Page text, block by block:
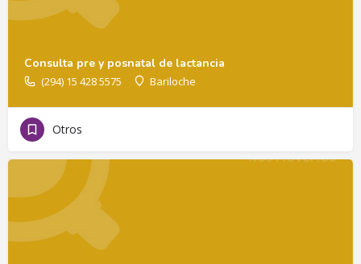
Consulta pre y posnatal de lactancia
(294) 15 428 5575 Bariloche
Otros